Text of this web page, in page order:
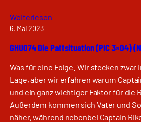
Weiterlesen
6. Mai 2023
GHU074 Die Pattsituation (PIC 3×04)
Was für eine Folge. Wir stecken
Lage, aber wir erfahren warum
und ein ganz wichtiger Faktor für die
Außerdem kommen sich Vater und
näher, während nebenbei Captain